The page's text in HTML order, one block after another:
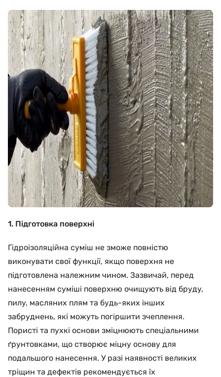
1. Підготовка поверхні
Гідроізоляційна суміш не зможе повністю
виконувати свої функції, якщо поверхня не
підготовлена належним чином. Зазвичай, перед
нанесенням суміші поверхню очищують від бруду,
пилу, масляних плям та будь-яких інших
забруднень, які можуть погіршити зчеплення.
Пористі та пухкі основи зміцнюють спеціальними
ґрунтовками, що створює міцну основу для
подальшого нанесення. У разі наявності великих
тріщин та дефектів рекомендується їх